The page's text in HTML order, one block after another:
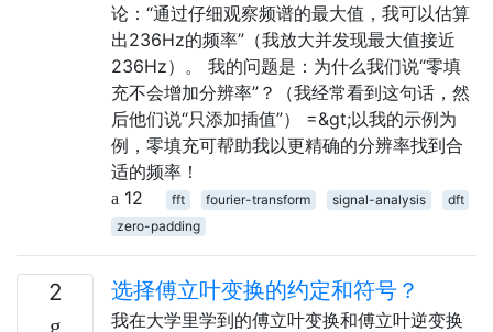
论：“通过仔细观察频谱的最大值，我可以估算
出236Hz的频率”（我放大并发现最大值接近
236Hz）。 我的问题是：为什么我们说“零填
充不会增加分辨率”？（我经常看到这句话，然
后他们说“只添加插值”） =&gt;以我的示例为
例，零填充可帮助我以更精确的分辨率找到合
适的频率！
12
fft fourier-transform signal-analysis
dft
zero-padding
2 选择傅立叶变换的约定和符号？
我在大学里学到的傅立叶变换和傅立叶逆变换